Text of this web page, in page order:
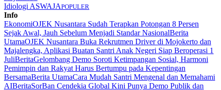
Idiologi ASWAJAPOPULER
Info
EkonomiOJEK Nusantara Sudah Terapkan Potongan 8 Persen
Sejak Awal, Jauh Sebelum Menjadi Standar NasionalBerita
UtamaOJEK Nusantara Buka Rekrutmen Driver di Mojokerto dan
Majalengka, Aplikasi Buatan Santri Anak Negeri Siap Beroperasi 1
JuliBeritaGelombang Demo Soroti Ketimpangan Sosial, Harmoni
Pemimpin dan Rakyat Harus Bertumpu pada Kepentingan
BersamaBerita UtamaCara Mudah Santri Mengenal dan Memahami
AIBeritaSorBan Cendekia Global Kini Punya Demo Publik dan